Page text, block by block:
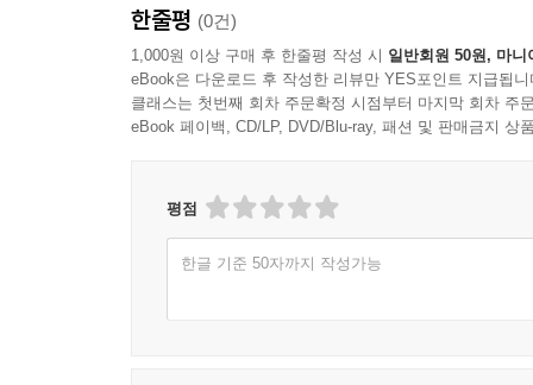
한줄평 (0건)
1,000원 이상 구매 후 한줄평 작성 시 일반회원 50원, 마니
eBook은 다운로드 후 작성한 리뷰만 YES포인트 지급됩니
클래스는 첫번째 회차 주문확정 시점부터 마지막 회차 주
eBook 페이백, CD/LP, DVD/Blu-ray, 패션 및 판매금지 상
평점
한글 기준 50자까지 작성가능